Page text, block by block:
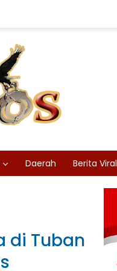
Daerah Berita Viral
di Tuban